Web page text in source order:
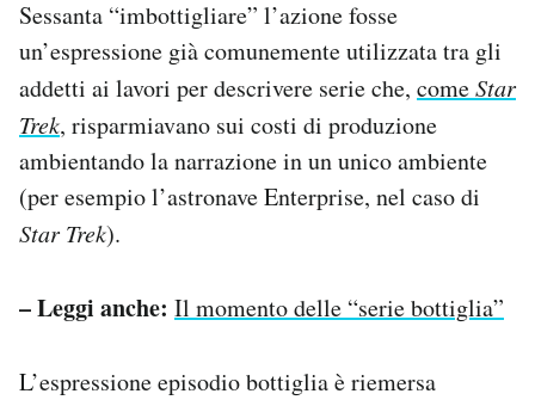
Sessanta “imbottigliare” l’azione fosse
un’espressione già comunemente utilizzata tra gli
addetti ai lavori per descrivere serie che, comeStar
Trek, risparmiavano sui costi di produzione
ambientando la narrazione in un unico ambiente
(per esempio l’astronave Enterprise, nel caso di
Star Trek).
– Leggi anche: Il momento delle “serie bottiglia”
L’espressione episodio bottiglia è riemersa